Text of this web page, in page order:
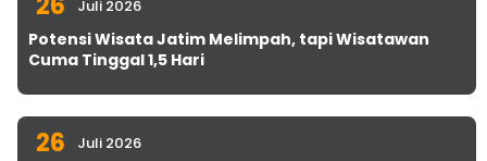
Juli 2026
Potensi Wisata Jatim Melimpah, tapi Wisatawan
Cuma Tinggal 1,5 Hari
26 Juli 2026